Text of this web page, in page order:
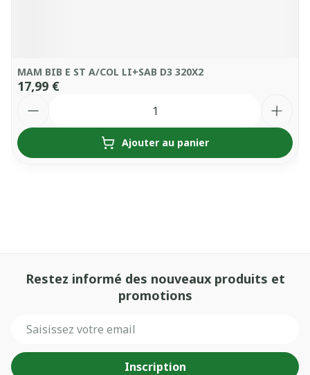
MAM BIB E ST A/COL LI+SAB D3 320X2
17,99 €
Ajouter au panier
Restez informé des nouveaux produits et
promotions
Inscription